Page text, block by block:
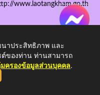
www.laotangkham.go.th
นาประสิทธิภาพ และ
ของท่าน ท่านสามารถ
ครองข้อมูลส่วนบุคคล.